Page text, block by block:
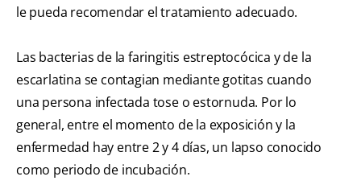
le pueda recomendar el tratamiento adecuado.
Las bacterias de la faringitis estreptocócica y de la
escarlatina se contagian mediante gotitas cuando
una persona infectada tose o estornuda. Por lo
general, entre el momento de la exposición y la
enfermedad hay entre 2 y 4 días, un lapso conocido
como periodo de incubación.